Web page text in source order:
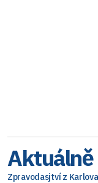
Aktuálně
Zpravodasjtví z